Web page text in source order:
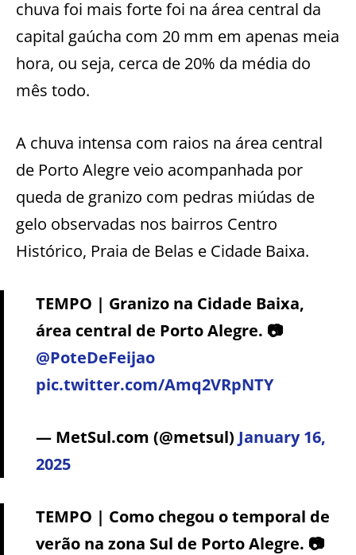
chuva foi mais forte foi na área central da
capital gaúcha com 20 mm em apenas meia
hora, ou seja, cerca de 20% da média do
mês todo.
A chuva intensa com raios na área central
de Porto Alegre veio acompanhada por
queda de granizo com pedras miúdas de
gelo observadas nos bairros Centro
Histórico, Praia de Belas e Cidade Baixa.
TEMPO | Granizo na Cidade Baixa,
área central de Porto Alegre. 📷
@PoteDeFeijao
pic.twitter.com/Amq2VRpNTY
— MetSul.com (@metsul) January 16,
2025
TEMPO | Como chegou o temporal de
verão na zona Sul de Porto Alegre. 📷